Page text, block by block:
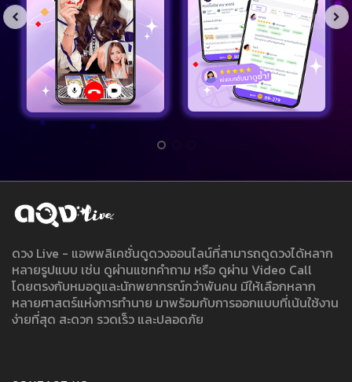
ดวง Live - แอพพลิเคชั่นดูดวงออนไลน์ที่สามารถดูดวงได้หลาก
หลายรูปแบบ เช่น ดูผ่านแชทคำถาม หรือ ดูผ่าน Video Call
โดยตรงกับหมอดูและนักพยากรณ์กว่าพันคน มีให้เลือกหลาก
หลายศาสตร์แห่งการทำนาย มาพร้อมกับการออกแบบที่เน้นใช้งาน
ง่ายที่สุด สะดวก รวดเร็ว และปลอดภัย